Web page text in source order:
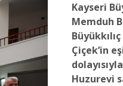
Kayseri
Memduh
Çiçek’in
Huzurevi